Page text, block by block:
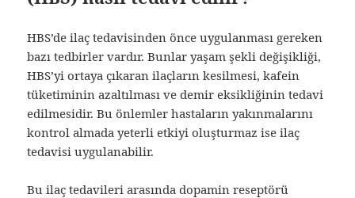
HBS’de ilaç tedavisinden önce uygulanması gereken
bazı tedbirler vardır. Bunlar yaşam şekli değişikliği,
HBS’yi ortaya çıkaran ilaçların kesilmesi, kafein
tüketiminin azaltılması ve demir eksikliğinin tedavi
edilmesidir. Bu önlemler hastaların yakınmalarını
kontrol almada yeterli etkiyi oluşturmaz ise ilaç
tedavisi uygulanabilir.
Bu ilaç tedavileri arasında dopamin reseptörü